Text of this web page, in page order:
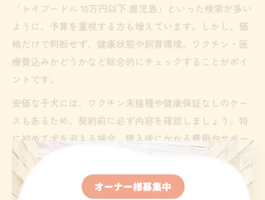
「トイプードル 10万円以下 鹿児島」といった検索が多い
ように、予算を重視する方も増えています。しかし、価
格だけで判断せず、健康状態や飼育環境、ワクチン・医
療費込みかどうかなど総合的にチェックすることがポイ
ントです。
安価な子犬には、ワクチン未接種や健康保証なしのケー
スもあるため、契約前に必ず内容を確認しましょう。特
に初めて犬を迎える場合、購入後にかかる費用やサポー
ト体制も事前に把握しておくと安心です。ブリーダーか
ら直接購入する場合は、子犬の健康診断書や親犬の血統
証明書が提示されるかもチェックしてください。